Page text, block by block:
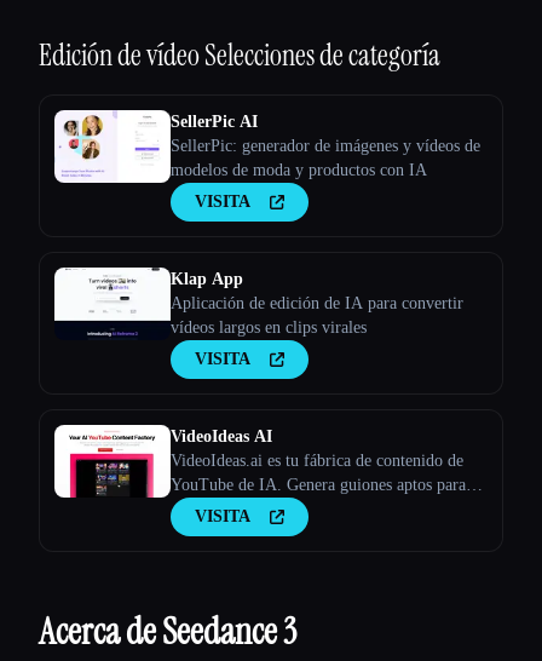
Edición de vídeoSelecciones de categoría
SellerPic AI
SellerPic: generador de imágenes y vídeos de
modelos de moda y productos con IA
VISITA
Klap App
Aplicación de edición de IA para convertir
vídeos largos en clips virales
VISITA
VideoIdeas AI
VideoIdeas.ai es tu fábrica de contenido de
YouTube de IA. Genera guiones aptos para
hacer virus, nuevas ideas de vídeo y contenido
atractivo en cuestión de minutos.
VISITA
Acerca de Seedance 3